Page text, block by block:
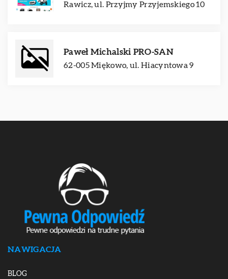
Rawicz, ul. Przyjmy Przyjemskiego 10
Paweł Michalski PRO-SAN
62-005 Miękowo, ul. Hiacyntowa 9
NAWIGACJA
BLOG